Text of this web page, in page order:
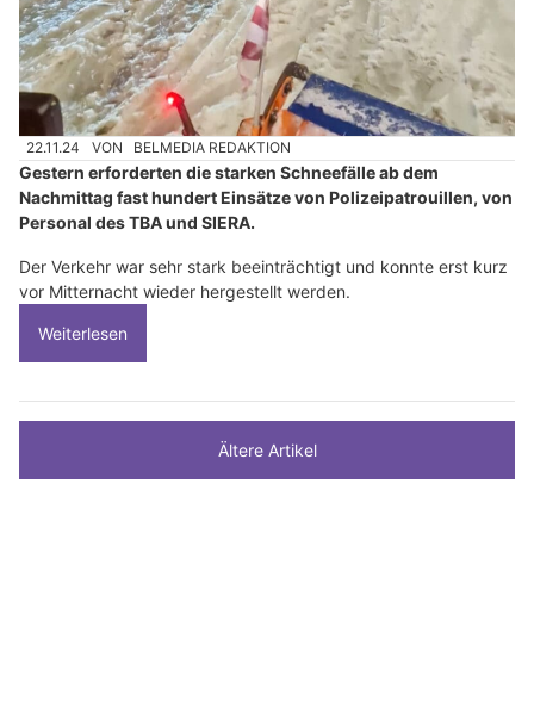
22.11.24 VON BELMEDIA REDAKTION
Gestern erforderten die starken Schneefälle ab dem
Nachmittag fast hundert Einsätze von Polizeipatrouillen, von
Personal des TBA und SIERA.
Der Verkehr war sehr stark beeinträchtigt und konnte erst kurz
vor Mitternacht wieder hergestellt werden.
Weiterlesen
Ältere Artikel